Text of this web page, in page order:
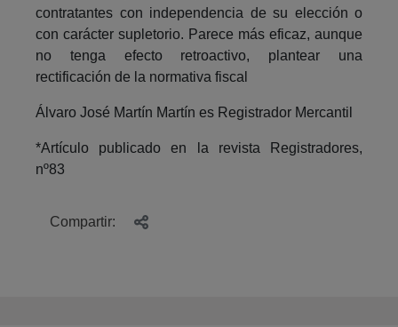
contratantes con independencia de su elección o
con carácter supletorio. Parece más eficaz, aunque
no tenga efecto retroactivo, plantear una
rectificación de la normativa fiscal
Álvaro José Martín Martín es Registrador Mercantil
*Artículo publicado en la revista Registradores,
nº83
Compartir: